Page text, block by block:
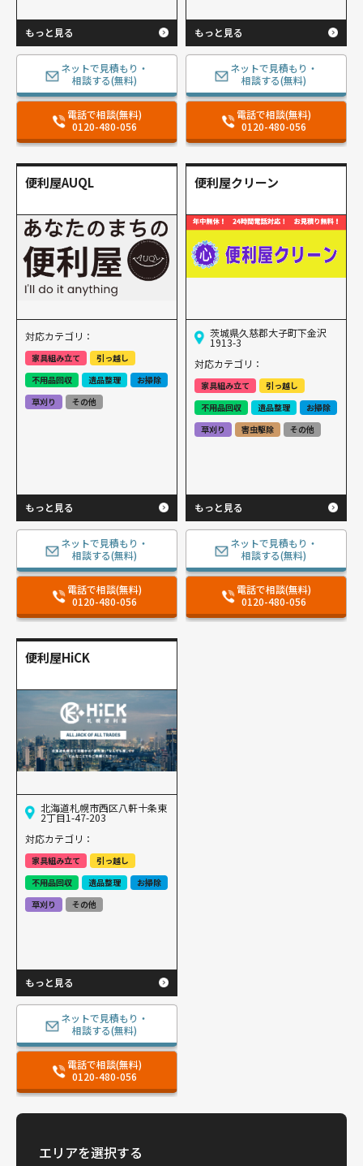
もっと見る
ネットで見積もり・
相談する(無料)
電話で相談(無料)
0120-480-056
もっと見る
ネットで見積もり・
相談する(無料)
電話で相談(無料)
0120-480-056
便利屋AUQL
対応カテゴリ：
家具組み立て
引っ越し
不用品回収
遺品整理
お掃除
草刈り
その他
もっと見る
ネットで見積もり・
相談する(無料)
電話で相談(無料)
0120-480-056
便利屋クリーン
茨城県久慈郡大子町下金沢
1913-3
対応カテゴリ：
家具組み立て
引っ越し
不用品回収
遺品整理
お掃除
草刈り
害虫駆除 その他
もっと見る
ネットで見積もり・
相談する(無料)
電話で相談(無料)
0120-480-056
便利屋HiCK
北海道札幌市西区八軒十条東
2丁目1-47-203
対応カテゴリ：
家具組み立て
引っ越し
不用品回収
遺品整理
お掃除
草刈り
その他
もっと見る
ネットで見積もり・
相談する(無料)
電話で相談(無料)
0120-480-056
エリアを選択する